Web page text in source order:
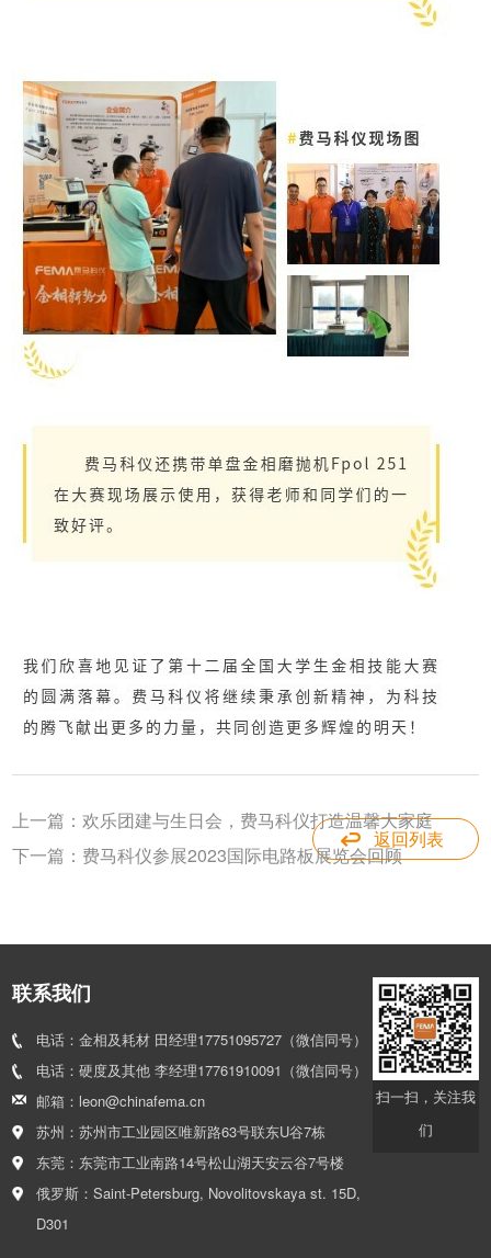
上一篇：欢乐团建与生日会，费马科仪打造温馨大家庭
下一篇： 费马科仪参展2023国际电路板展览会回顾
返回列表
联系我们
电话：金相及耗材 田经理17751095727（微信同号）
电话：硬度及其他 李经理17761910091（微信同号）
邮箱：leon@chinafema.cn
苏州：苏州市工业园区唯新路63号联东U谷7栋
东莞：东莞市工业南路14号松山湖天安云谷7号楼
俄罗斯：Saint-Petersburg, Novolitovskaya st. 15D,
D301
扫一扫，关注我
们